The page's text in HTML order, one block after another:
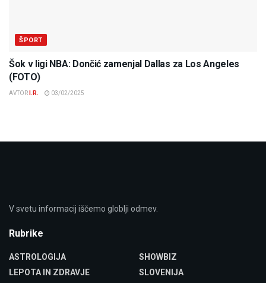
ŠPORT
Šok v ligi NBA: Dončić zamenjal Dallas za Los Angeles
(FOTO)
AVTOR I.R. 03/02/2025
V svetu informacij iščemo globlji odmev.
Rubrike
ASTROLOGIJA
LEPOTA IN ZDRAVJE
SHOWBIZ
SLOVENIJA